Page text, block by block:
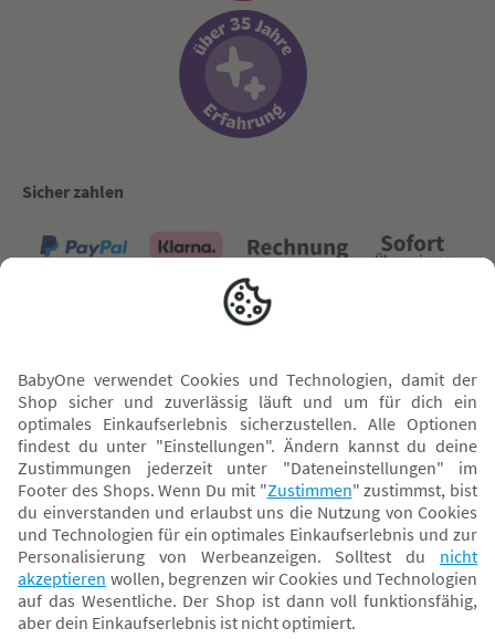
Sicher zahlen
Versand mit
* Alle Preise inkl. MwSt. und ggf. zzgl.Versandkosten. Der dargestellte Preis gilt -
abhängig von der von dir gewählten Option - im BabyOne-Onlineshop oder bei
Abholung in dem von dir gewählten BabyOne-Franchise-Betrieb. Der für den
Onlineshop geltende Preis stellt bei einem Verkauf durch unsere Franchise-
Nehmer eine unverbindliche Preisempfehlung dar. Der Verkaufspreis der